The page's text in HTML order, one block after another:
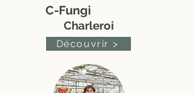
C-Fungi
Charleroi
Découvrir >